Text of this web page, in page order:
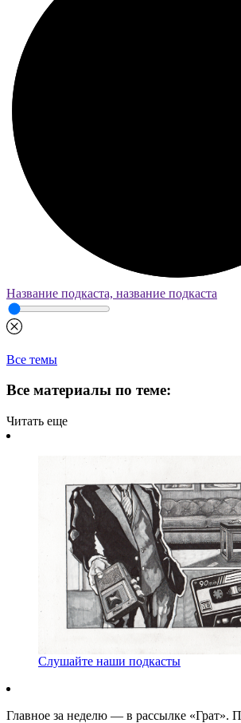
Название подкаста, название подкаста
Все темы
Все материалы по теме:
Читать еще
Слушайте наши подкасты
Главное за неделю — в рассылке «Грат».